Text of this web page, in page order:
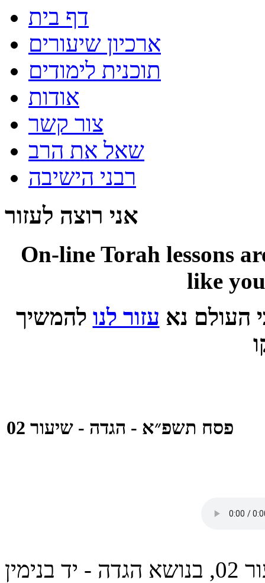
דף בית
ארכיון שיעורים
תוכנית לימודים
אודות
צור קשר
שאל את הרב
רבני הישיבה
אני רוצה לעזור
On-line Torah lessons
like
העולם נא עזור לנו להמשיך
פסח תשפ״א - הגדה - שיעור 02
פסח תשפ״א - הגדה - שיעור 02, בנושא הגדה - יד בנימין